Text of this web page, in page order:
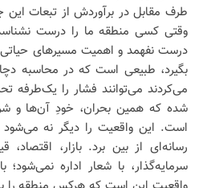
طرف مقابل در برآوردش از تبعات
وقتی کسی منطقه ما را درست
درست نفهمد و اهمیت مسیرهای
بگیرد، طبیعی است که در محاسبه
می‌کردند می‌توانند فشار را یک‌طرفه
شده که همین بحران، خودِ آن‌ها و
است. این واقعیت را دیگر نه می‌شود
رسانه‌ای از بین برد. بازار،
سرمایه‌گذار، با شعار اداره